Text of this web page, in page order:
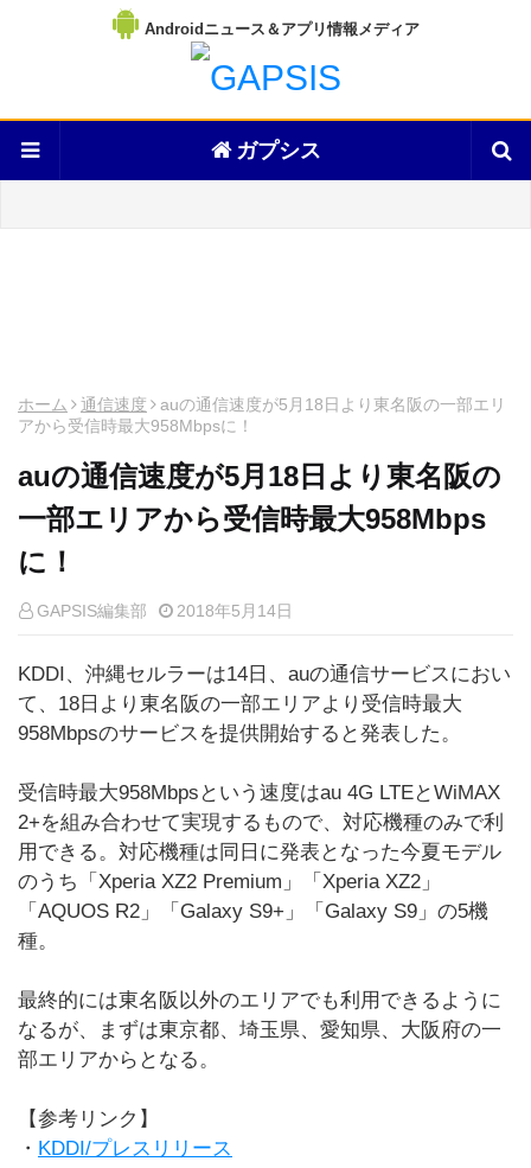
Androidニュース＆アプリ情報メディア
ガプシス
ホーム 通信速度
auの通信速度が5月18日より東名阪の一部エリ
アから受信時最大958Mbpsに！
auの通信速度が5月18日より東名阪の
一部エリアから受信時最大958Mbps
に！
GAPSIS編集部 2018年5月14日
KDDI、沖縄セルラーは14日、auの通信サービスにおい
て、18日より東名阪の一部エリアより受信時最大
958Mbpsのサービスを提供開始すると発表した。
受信時最大958Mbpsという速度はau 4G LTEとWiMAX
2+を組み合わせて実現するもので、対応機種のみで利
用できる。対応機種は同日に発表となった今夏モデル
のうち「Xperia XZ2 Premium」「Xperia XZ2」
「AQUOS R2」「Galaxy S9+」「Galaxy S9」の5機
種。
最終的には東名阪以外のエリアでも利用できるように
なるが、まずは東京都、埼玉県、愛知県、大阪府の一
部エリアからとなる。
【参考リンク】
・ KDDI/プレスリリース